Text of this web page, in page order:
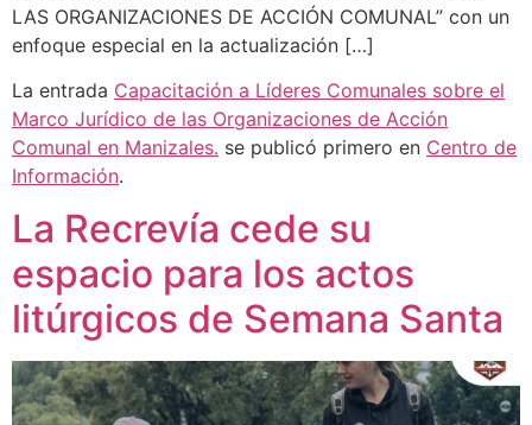
LAS ORGANIZACIONES DE ACCIÓN COMUNAL” con un
enfoque especial en la actualización […]
La entrada Capacitación a Líderes Comunales sobre el
Marco Jurídico de las Organizaciones de Acción
Comunal en Manizales. se publicó primero en Centro de
Información.
La Recrevía cede su
espacio para los actos
litúrgicos de Semana Santa